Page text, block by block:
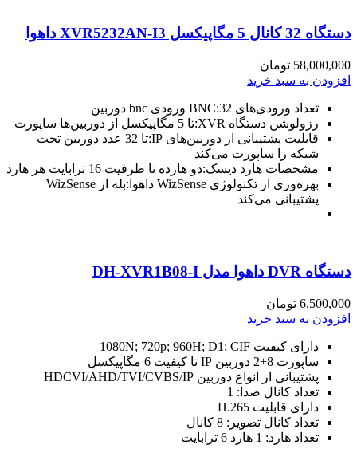
دستگاه 32 کانال 5 مگاپیکسل XVR5232AN-I3 داهوا
58,000,000 تومان
افزودن به سبد خرید
تعداد ورودی‌های BNC:32 ورودی bnc دوربین
رزولوشن دستگاه XVR:تا 5 مگاپیکسل از دوربین‌ها ساپورت
قابلیت پشتیبانی از دوربین‌های IP:تا 32 عدد دوربین تحت
شبکه را ساپورت می‌کند
مشخصات هارد دیسک:دو هارده تا ظرفیت 16 ترابایت هر هارد
بهره‌وری از تکنولوژی WizSense داهوا:بله از WizSense
پشتیبانی می‌کند
دستگاه DVR داهوا مدل DH-XVR1B08-I
6,500,000 تومان
افزودن به سبد خرید
دارای کیفیت 1080N; 720p; 960H; D1; CIF
ساپورت 8+2 دوربین IP تا کیفیت 6 مگاپیکسل
پشتیبانی از انواع دوربین HDCVI/AHD/TVI/CVBS/IP
تعداد کانال صدا: 1
دارای قابلیت H.265+
تعداد کانال تصویر: 8 کانال
تعداد هارد: 1 هارد 6 ترابایت